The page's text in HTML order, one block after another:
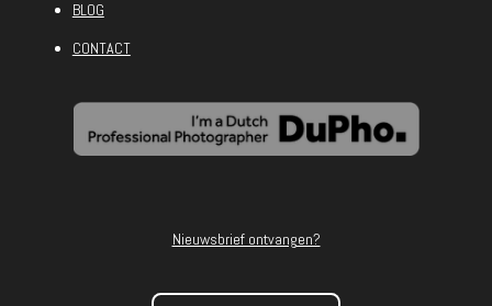
BLOG
CONTACT
Nieuwsbrief ontvangen?